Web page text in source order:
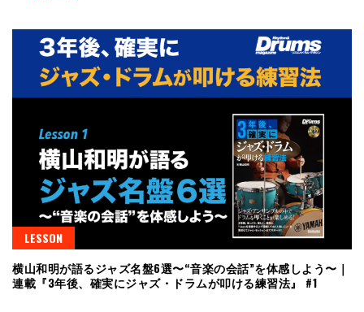
LESSON
横山和明が語るジャズ名盤6選〜“音楽の会話”を体感しよう〜｜
連載『3年後、確実にジャズ・ドラムが叩ける練習法』 #1